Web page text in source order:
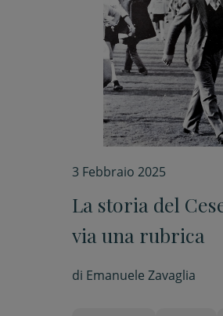
3 Febbraio 2025
La storia del
via una rubrica
di Emanuele Zavaglia